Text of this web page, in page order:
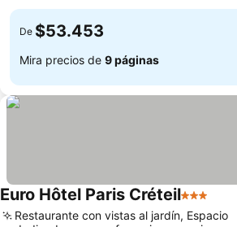
De $53.453
Mira precios de 9 páginas
Euro Hôtel Paris Créteil3 Estrellas
Restaurante con vistas al jardín, Espacio